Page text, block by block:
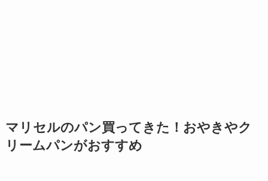
マリセルのパン買ってきた！おやきやク
リームパンがおすすめ